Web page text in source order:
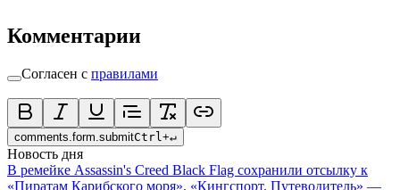
Комментарии
Согласен с правилами
comments.form.submitCtrl +↵
Новость дня
В ремейке Assassin's Creed Black Flag сохранили отсылку к
«Пиратам Карибского моря», «Кингспорт. Путеводитель» —